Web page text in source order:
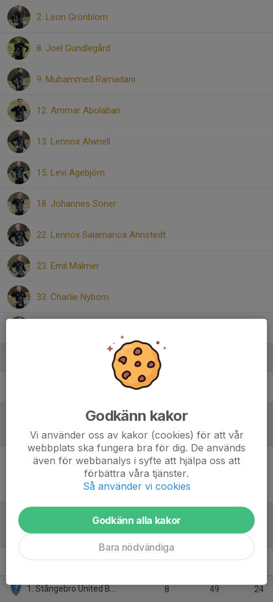
2. Leon Grönblom
8. Joel Gundlegård
9. Muhammed Ramadani
12. Ammar Abolaban
13. Lennox Alwnell
15. Levi Agebjörn
18. Johannes Soner
22. Lennox Salamanca Ahnstedt
23. Emil Malmer
33. Charlie Nybom
Ledare
Referat
Inget referat skrivet
Tabell
1. Stångebro United BK 2012 A 8 49 24
Godkänn kakor
Vi använder oss av kakor (cookies) för att vår
webbplats ska fungera bra för dig. De används
även för webbanalys i syfte att hjälpa oss att
förbättra våra tjänster.
Så använder vi cookies
Godkänn alla kakor
Bara nödvändiga